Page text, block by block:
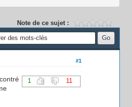
Note de ce sujet :
#1
1 11